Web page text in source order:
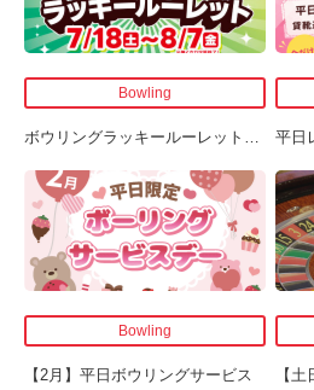
Bowling
ボウリングラッキールーレット … 平日
Bowling
【2月】平日ボウリングサービス
【